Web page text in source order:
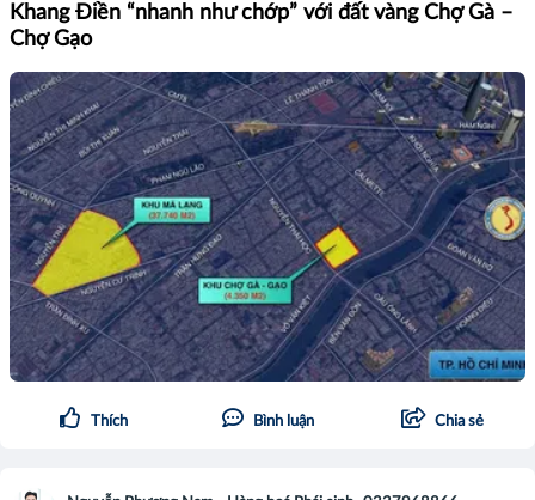
Khang Điền “nhanh như chớp” với đất vàng Chợ Gà –
Chợ Gạo
Thích Bình luận Chia sẻ